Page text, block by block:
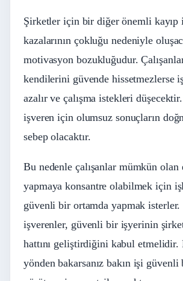
Şirketler için bir diğer önemli kayıp
kazalarının çokluğu nedeniyle
motivasyon bozukluğudur.
kendilerini güvende hissetmezlerse
azalır ve çalışma istekleri
işveren için olumsuz sonuçların
sebep olacaktır.
Bu nedenle çalışanlar mümkün
yapmaya konsantre olabilmek için
güvenli bir ortamda yapmak
işverenler, güvenli bir işyerinin
hattını geliştirdiğini kabul etmelidir.
yönden bakarsanız bakın işi